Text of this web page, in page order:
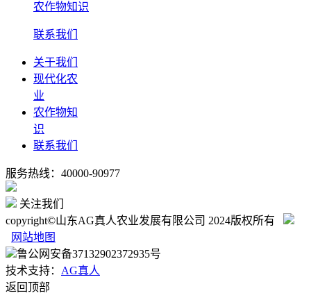
农作物知识
联系我们
关于我们
现代化农
业
农作物知
识
联系我们
服务热线：40000-90977
关注我们
copyright©山东AG真人农业发展有限公司 2024版权所有
网站地图
鲁公网安备37132902372935号
技术支持： AG真人
返回顶部